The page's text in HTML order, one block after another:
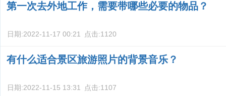
第一次去外地工作，需要带哪些必要的物品？
日期:2022-11-17 00:21 点击:1120
有什么适合景区旅游照片的背景音乐？
日期:2022-11-15 13:31 点击:1107